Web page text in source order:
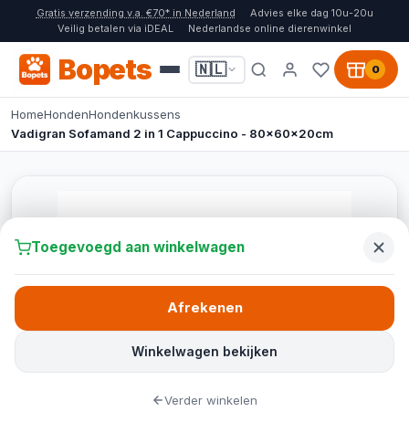
Gratis verzending v.a. €70* in Nederland
Advies elke dag 10u-20u
Veilig betalen via iDEAL
Nederlandse online dierenwinkel
Bopets 🇳🇱 0
HomeHondenHondenkussens
Vadigran Sofamand 2 in 1 Cappuccino - 80x60x20cm
Toegevoegd aan winkelwagen
Winkelwagen bekijken
Afrekenen
Verder winkelen